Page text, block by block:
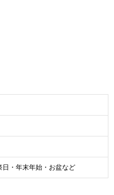
日・年末年始・お盆など